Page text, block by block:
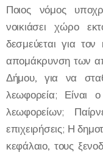
Ποιος νόμος
νοικιάσει χώρο
δεσμεύεται για
απομάκρυνση των
Δήμου, για να
λεωφορεία; Είναι
λεωφορείων;
επιχειρήσεις; Η
κεφάλαιο, τους